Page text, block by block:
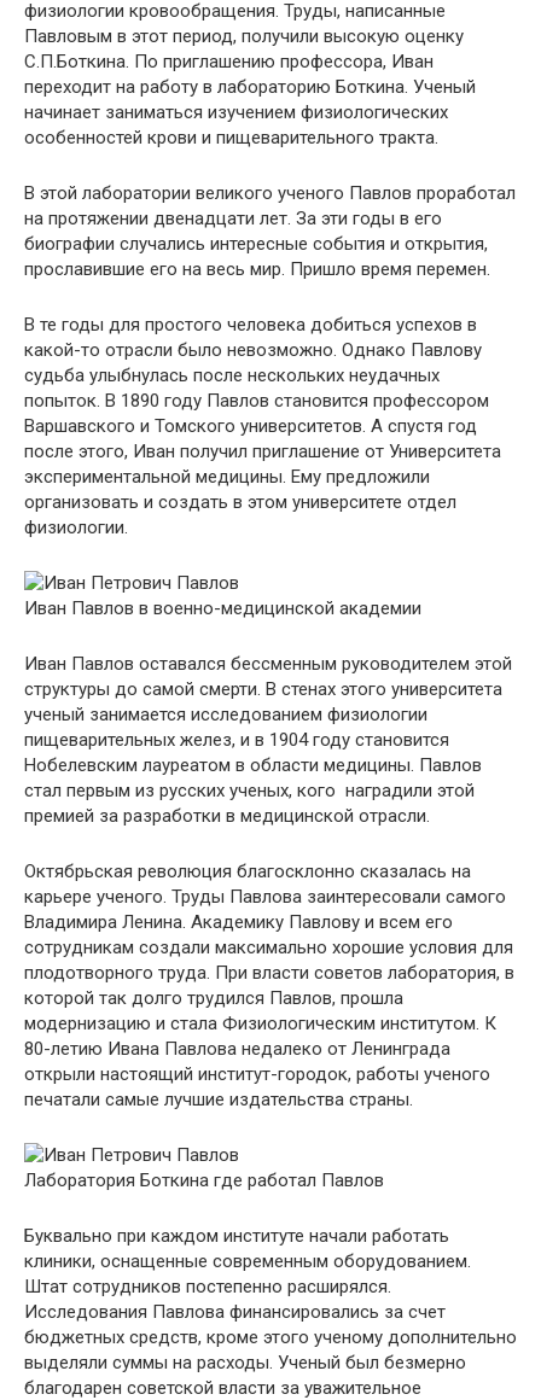
физиологии кровообращения. Труды, написанные
Павловым в этот период, получили высокую оценку
С.П.Боткина. По приглашению профессора, Иван
переходит на работу в лабораторию Боткина. Ученый
начинает заниматься изучением физиологических
особенностей крови и пищеварительного тракта.
В этой лаборатории великого ученого Павлов проработал
на протяжении двенадцати лет. За эти годы в его
биографии случались интересные события и открытия,
прославившие его на весь мир. Пришло время перемен.
В те годы для простого человека добиться успехов в
какой-то отрасли было невозможно. Однако Павлову
судьба улыбнулась после нескольких неудачных
попыток. В 1890 году Павлов становится профессором
Варшавского и Томского университетов. А спустя год
после этого, Иван получил приглашение от Университета
экспериментальной медицины. Ему предложили
организовать и создать в этом университете отдел
физиологии.
Иван Павлов в военно-медицинской академии
Иван Павлов оставался бессменным руководителем этой
структуры до самой смерти. В стенах этого университета
ученый занимается исследованием физиологии
пищеварительных желез, и в 1904 году становится
Нобелевским лауреатом в области медицины. Павлов
стал первым из русских ученых, кого наградили этой
премией за разработки в медицинской отрасли.
Октябрьская революция благосклонно сказалась на
карьере ученого. Труды Павлова заинтересовали самого
Владимира Ленина. Академику Павлову и всем его
сотрудникам создали максимально хорошие условия для
плодотворного труда. При власти советов лаборатория, в
которой так долго трудился Павлов, прошла
модернизацию и стала Физиологическим институтом. К
80-летию Ивана Павлова недалеко от Ленинграда
открыли настоящий институт-городок, работы ученого
печатали самые лучшие издательства страны.
Лаборатория Боткина где работал Павлов
Буквально при каждом институте начали работать
клиники, оснащенные современным оборудованием.
Штат сотрудников постепенно расширялся.
Исследования Павлова финансировались за счет
бюджетных средств, кроме этого ученому дополнительно
выделяли суммы на расходы. Ученый был безмерно
благодарен советской власти за уважительное